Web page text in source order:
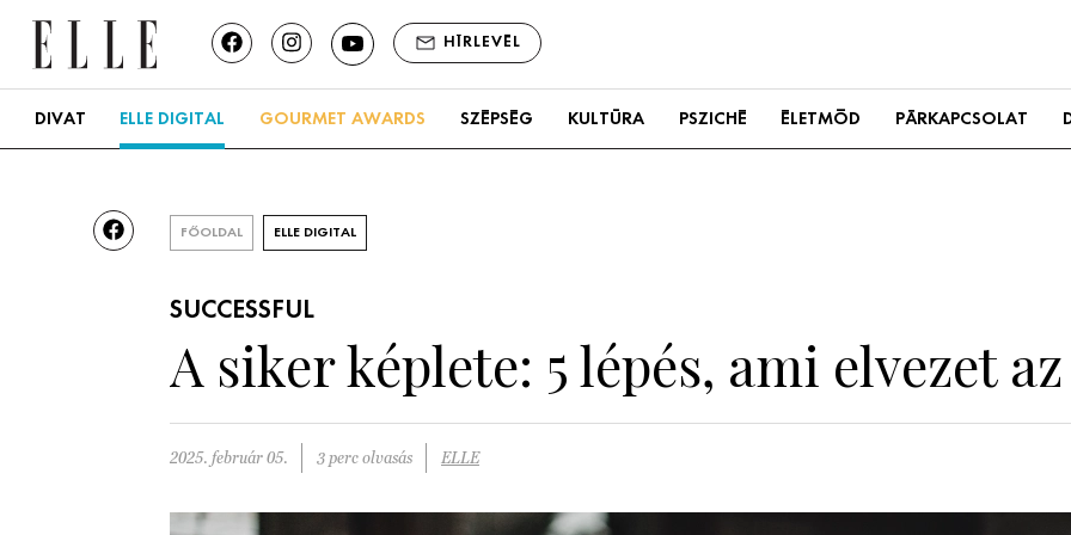
HÍRLEVÉL
DIVAT ELLE DIGITAL GOURMET AWARDS SZÉPSÉG KULTÚRA PSZICHÉ ÉLETMÓD PÁRKAPCSOLAT
FŐOLDAL ELLE DIGITAL
SUCCESSFUL
A siker képlete: 5 lépés, ami elvezet
2025. február 05. 3 perc olvasás ELLE